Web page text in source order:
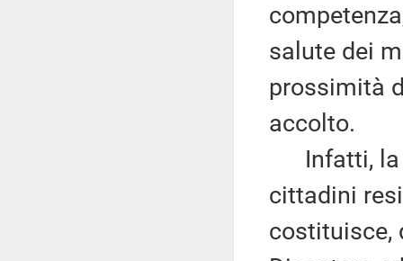
salute dei
prossimità
accolto.
Infatti, la
cittadini
costituisce,